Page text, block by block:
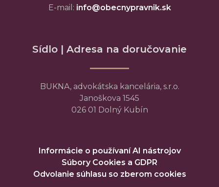
E-mail: info@obecnypravnik.sk
Sídlo | Adresa na doručovanie
BUKNA, advokátska kancelária, s.r.o.
Janoškova 1545
026 01 Dolný Kubín
Informácie o používaní AI nástrojov
Súbory Cookies a GDPR
Odvolanie súhlasu so zberom cookies